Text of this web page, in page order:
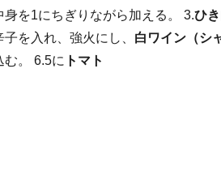
身を1にちぎりながら加える。 3.ひ
を入れ、強火にし、 白ワイン（シ
む。 6.5に トマト